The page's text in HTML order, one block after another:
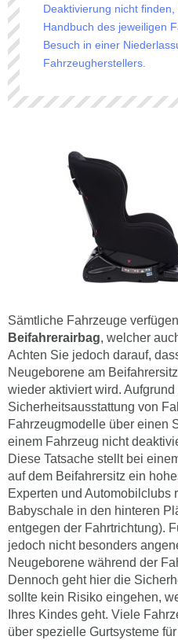
Deaktivierung nicht
Handbuch des jeweiligen
Besuch in einer
Fahrzeugherstellers.
Sämtliche Fahrzeuge
Beifahrerairbag, welcher
Achten Sie jedoch darauf,
Neugeborene am
wieder aktiviert wird.
Sicherheitsausstattung von
Fahrzeugmodelle über einen
einem Fahrzeug nicht
Diese Tatsache stellt bei
auf dem Beifahrersitz ein
Experten und Automobilclubs
Babyschale in den hinteren
entgegen der Fahrtrichtung).
jedoch nicht besonders
Neugeborene während der
Dennoch geht hier die
sollte kein Risiko eingehen,
Ihres Kindes geht. Viele
über spezielle Gurtsysteme für